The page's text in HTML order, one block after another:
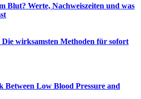
Blut? Werte, Nachweiszeiten und was
wirksamsten Methoden für sofort
Between Low Blood Pressure and